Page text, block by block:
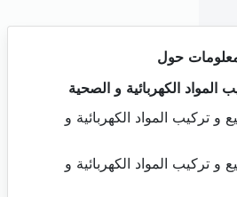
حول
المواد الكهربائية و الصحية
و تركيب المواد الكهربائية و
و تركيب المواد الكهربائية و